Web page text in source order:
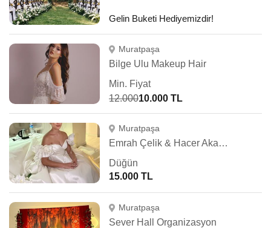
Gelin Buketi Hediyemizdir!
Muratpaşa
Bilge Ulu Makeup Hair
Min. Fiyat
12.00010.000 TL
Muratpaşa
Emrah Çelik & Hacer Akalan Hair & Makeup
Düğün
15.000 TL
Muratpaşa
Sever Hall Organizasyon